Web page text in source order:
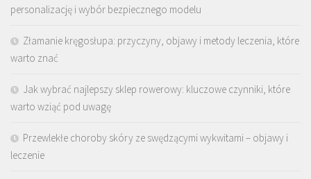
personalizację i wybór bezpiecznego modelu
Złamanie kręgosłupa: przyczyny, objawy i metody leczenia, które
warto znać
Jak wybrać najlepszy sklep rowerowy: kluczowe czynniki, które
warto wziąć pod uwagę
Przewlekłe choroby skóry ze swędzącymi wykwitami – objawy i
leczenie